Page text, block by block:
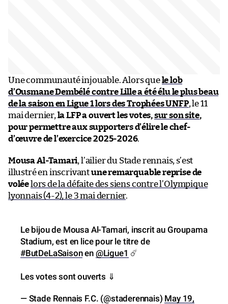
Une communauté injouable. Alors quele lob
d’Ousmane Dembélé contre Lille a été élu le plus beau
de la saison en Ligue 1 lors des Trophées UNFP, le 11
mai dernier, la LFP a ouvert les votes,sur son site,
pour permettre aux supporters d’élire le chef-
d’œuvre de l’exercice 2025-2026.
Mousa Al-Tamari, l’ailier du Stade rennais, s’est
illustré en inscrivantune remarquable reprise de
volée lors de la défaite des siens contre l’Olympique
lyonnais (4-2), le 3 mai dernier.
Le bijou de Mousa Al-Tamari, inscrit au Groupama
Stadium, est en lice pour le titre de
#ButDeLaSaisonen @Ligue1 ☄️
Les votes sont ouverts ⇓
— Stade Rennais F.C. (@staderennais) May 19,